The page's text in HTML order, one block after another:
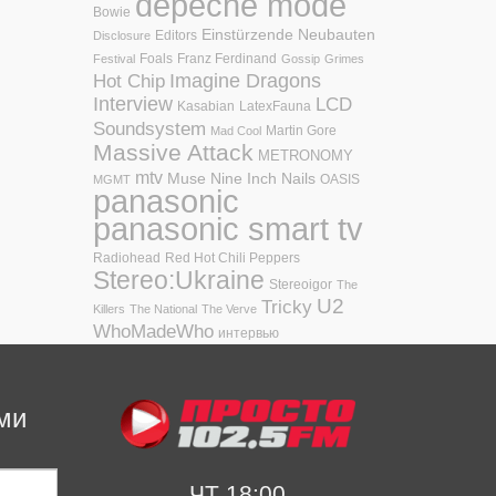
Bowie
Disclosure Editors Einstürzende Neubauten
Festival Foals Franz Ferdinand Gossip Grimes
Hot Chip Imagine Dragons
Interview Kasabian LatexFauna LCD
Soundsystem Mad Cool Martin Gore
Massive Attack METRONOMY
MGMT mtv Muse Nine Inch Nails OASIS
panasonic
panasonic smart tv
Radiohead Red Hot Chili Peppers
Stereo:Ukraine Stereoigor The
Killers The National The Verve Tricky U2
WhoMadeWho интервью